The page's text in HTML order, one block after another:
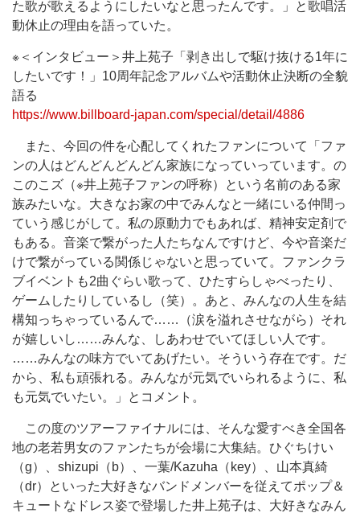
た歌が歌えるようにしたいなと思ったんです。」と歌唱活
動休止の理由を語っていた。
※＜インタビュー＞井上苑子「剥き出しで駆け抜ける1年に
したいです！」10周年記念アルバムや活動休止決断の全貌
語る
https://www.billboard-japan.com/special/detail/4886
また、今回の件を心配してくれたファンについて「ファ
ンの人はどんどんどんどん家族になっていっています。の
このこズ（※井上苑子ファンの呼称）という名前のある家
族みたいな。大きなお家の中でみんなと一緒にいる仲間っ
ていう感じがして。私の原動力でもあれば、精神安定剤で
もある。音楽で繋がった人たちなんですけど、今や音楽だ
けで繋がっている関係じゃないと思っていて。ファンクラ
ブイベントも2曲ぐらい歌って、ひたすらしゃべったり、
ゲームしたりしているし（笑）。あと、みんなの人生を結
構知っちゃっているんで……（涙を溢れさせながら）それ
が嬉しいし……みんな、しあわせでいてほしい人です。
……みんなの味方でいてあげたい。そういう存在です。だ
から、私も頑張れる。みんなが元気でいられるように、私
も元気でいたい。」とコメント。
この度のツアーファイナルには、そんな愛すべき全国各
地の老若男女のファンたちが会場に大集結。ひぐちけい
（g）、shizupi（b）、一葉/Kazuha（key）、山本真綺
（dr）といった大好きなバンドメンバーを従えてポップ＆
キュートなドレス姿で登場した井上苑子は、大好きなみん